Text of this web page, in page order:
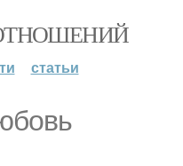
статьи